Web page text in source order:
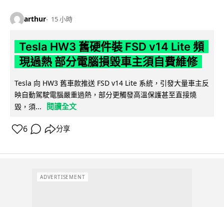
arthur 15 小時
Tesla HW3 舊硬件裝 FSD v14 Lite 頻
現過熱 部分電腦損毀車主須自費維修
Tesla 向 HW3 舊車款推送 FSD v14 Lite 系統，引發大量車主反
映自動駕駛電腦嚴重過熱，部分更觸發高溫保護甚至直接燒
毀，須...
閱讀全文
6 分享
ADVERTISEMENT